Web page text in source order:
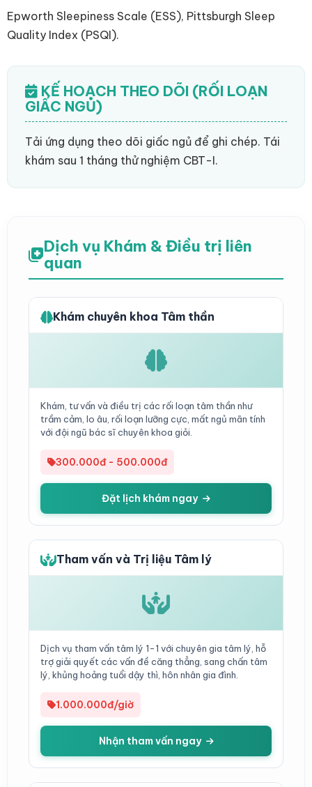
Epworth Sleepiness Scale (ESS), Pittsburgh Sleep
Quality Index (PSQI).
KẾ HOẠCH THEO DÕI (RỐI LOẠN
GIẤC NGỦ)
Tải ứng dụng theo dõi giấc ngủ để ghi chép. Tái
khám sau 1 tháng thử nghiệm CBT-I.
Dịch vụ Khám & Điều trị liên
quan
Khám chuyên khoa Tâm thần
Khám, tư vấn và điều trị các rối loạn tâm thần như
trầm cảm, lo âu, rối loạn lưỡng cực, mất ngủ mãn tính
với đội ngũ bác sĩ chuyên khoa giỏi.
300.000đ - 500.000đ
Đặt lịch khám ngay
Tham vấn và Trị liệu Tâm lý
Dịch vụ tham vấn tâm lý 1-1 với chuyên gia tâm lý, hỗ
trợ giải quyết các vấn đề căng thẳng, sang chấn tâm
lý, khủng hoảng tuổi dậy thì, hôn nhân gia đình.
1.000.000đ/giờ
Nhận tham vấn ngay